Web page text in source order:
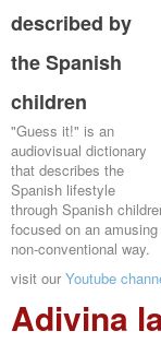
described by
the Spanish
children
"Guess it!" is an
audiovisual dictionary
that describes the
Spanish lifestyle
through Spanish
focused on an
non-conventional way.
visit our Youtube
Adivina